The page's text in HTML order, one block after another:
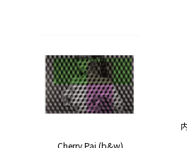
Cherry Pai (b&w)